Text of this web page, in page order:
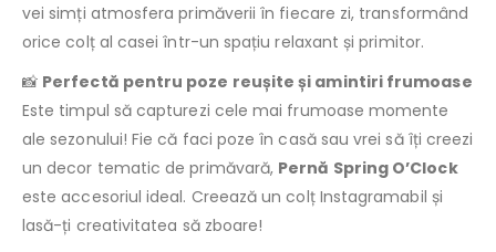
vei simți atmosfera primăverii în fiecare zi, transformând
orice colț al casei într-un spațiu relaxant și primitor.
📸 Perfectă pentru poze reușite și amintiri frumoase
Este timpul să capturezi cele mai frumoase momente
ale sezonului! Fie că faci poze în casă sau vrei să îți creezi
un decor tematic de primăvară, Pernă Spring O’Clock
este accesoriul ideal. Creează un colț Instagramabil și
lasă-ți creativitatea să zboare!